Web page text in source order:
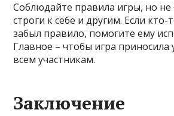
Соблюдайте правила игры, но
строги к себе и другим. Если
забыл правило, помогите ему
Главное – чтобы игра приносила
всем участникам.
Заключение